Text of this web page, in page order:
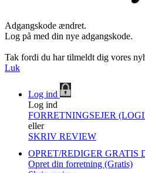
Adgangskode ændret.
Log på med din nye adgangskode.
Tak fordi du har tilmeldt dig vores
Luk
Log ind
Log ind
FORRETNINGSEJER
eller
SKRIV REVIEW
OPRET/REDIGER GRATIS
Opret din forretning (Gratis)